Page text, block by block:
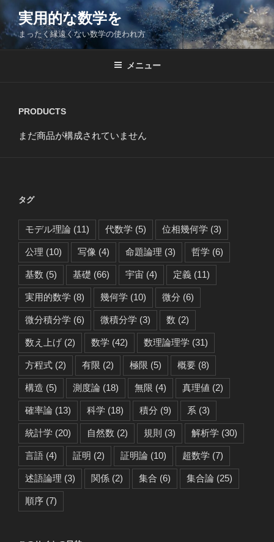
ン
テ
ン
実用的な数学を
まったく縁遠くない数学の使われ方
メニュー
PRODUCTS
まだ商品が構成されていません
タグ
モデル理論 (11) 代数学 (5) 位相幾何学 (3)
公理 (10) 写像 (4) 命題論理 (3) 哲学 (6)
基数 (5) 基礎 (66) 宇宙 (4) 定義 (11)
実用的数学 (8) 幾何学 (10) 微分 (6)
微分積分学 (6) 微積分学 (3) 数 (2)
数え上げ (2) 数学 (42) 数理論理学 (31)
方程式 (2) 有限 (2) 極限 (5) 概要 (8)
構造 (5) 測度論 (18) 無限 (4) 真理値 (2)
確率論 (13) 科学 (18) 積分 (9) 系 (3)
統計学 (20) 自然数 (2) 規則 (3) 解析学 (30)
言語 (4) 証明 (2) 証明論 (10) 超数学 (7)
述語論理 (3) 関係 (2) 集合 (6) 集合論 (25)
順序 (7)